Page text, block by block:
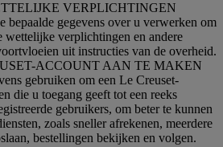
VERPLICHTINGEN
bepaalde gegevens over u verwerken om
wettelijke verplichtingen en andere
uit instructies van de overheid.
ACCOUNT AAN TE MAKEN
gebruiken om een Le Creuset-
die u toegang geeft tot een reeks
gebruikers, om beter te kunnen
zoals sneller afrekenen, meerdere
bestellingen bekijken en volgen.